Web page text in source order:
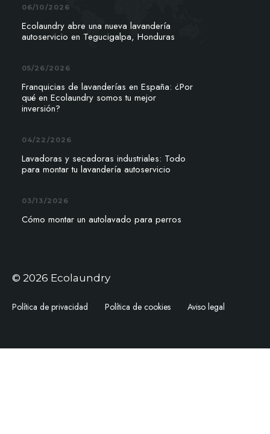
06/10/2026
Ecolaundry abre una nueva lavandería
autoservicio en Tegucigalpa, Honduras
05/26/2026
Franquicias de lavanderías en España: ¿Por
qué en Ecolaundry somos tu mejor
inversión?
04/22/2026
Lavadoras y secadoras industriales: Todo
para montar tu lavandería autoservicio
03/13/2026
Cómo montar un autolavado para perros
© 2026 Ecolaundry
Política de privacidad Política de cookies Aviso legal